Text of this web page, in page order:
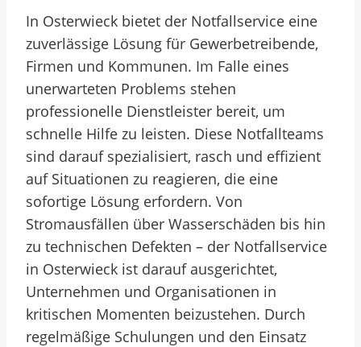
In Osterwieck bietet der Notfallservice eine
zuverlässige Lösung für Gewerbetreibende,
Firmen und Kommunen. Im Falle eines
unerwarteten Problems stehen
professionelle Dienstleister bereit, um
schnelle Hilfe zu leisten. Diese Notfallteams
sind darauf spezialisiert, rasch und effizient
auf Situationen zu reagieren, die eine
sofortige Lösung erfordern. Von
Stromausfällen über Wasserschäden bis hin
zu technischen Defekten – der Notfallservice
in Osterwieck ist darauf ausgerichtet,
Unternehmen und Organisationen in
kritischen Momenten beizustehen. Durch
regelmäßige Schulungen und den Einsatz